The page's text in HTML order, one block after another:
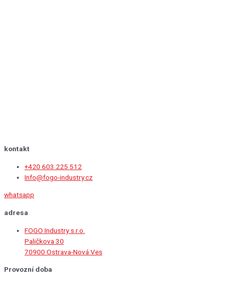
kontakt
+420 603 225 512
Info@fogo-industry.cz
whatsapp
adresa
FOGO Industry s.r.o.
Paličkova 30
70900 Ostrava-Nová Ves
Provozní doba